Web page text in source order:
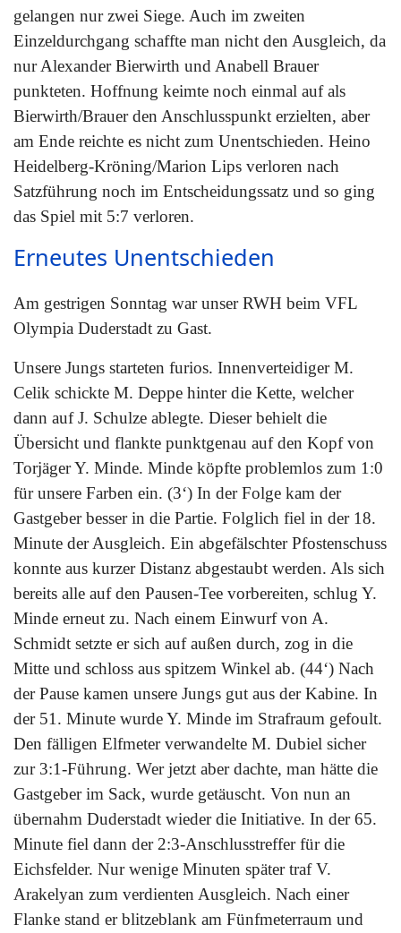
gelangen nur zwei Siege. Auch im zweiten
Einzeldurchgang schaffte man nicht den Ausgleich, da
nur Alexander Bierwirth und Anabell Brauer
punkteten. Hoffnung keimte noch einmal auf als
Bierwirth/Brauer den Anschlusspunkt erzielten, aber
am Ende reichte es nicht zum Unentschieden. Heino
Heidelberg-Kröning/Marion Lips verloren nach
Satzführung noch im Entscheidungssatz und so ging
das Spiel mit 5:7 verloren.
Erneutes Unentschieden
Am gestrigen Sonntag war unser RWH beim VFL
Olympia Duderstadt zu Gast.
Unsere Jungs starteten furios. Innenverteidiger M.
Celik schickte M. Deppe hinter die Kette, welcher
dann auf J. Schulze ablegte. Dieser behielt die
Übersicht und flankte punktgenau auf den Kopf von
Torjäger Y. Minde. Minde köpfte problemlos zum 1:0
für unsere Farben ein. (3‘) In der Folge kam der
Gastgeber besser in die Partie. Folglich fiel in der 18.
Minute der Ausgleich. Ein abgefälschter Pfostenschuss
konnte aus kurzer Distanz abgestaubt werden. Als sich
bereits alle auf den Pausen-Tee vorbereiten, schlug Y.
Minde erneut zu. Nach einem Einwurf von A.
Schmidt setzte er sich auf außen durch, zog in die
Mitte und schloss aus spitzem Winkel ab. (44‘) Nach
der Pause kamen unsere Jungs gut aus der Kabine. In
der 51. Minute wurde Y. Minde im Strafraum gefoult.
Den fälligen Elfmeter verwandelte M. Dubiel sicher
zur 3:1-Führung. Wer jetzt aber dachte, man hätte die
Gastgeber im Sack, wurde getäuscht. Von nun an
übernahm Duderstadt wieder die Initiative. In der 65.
Minute fiel dann der 2:3-Anschlusstreffer für die
Eichsfelder. Nur wenige Minuten später traf V.
Arakelyan zum verdienten Ausgleich. Nach einer
Flanke stand er blitzeblank am Fünfmeterraum und